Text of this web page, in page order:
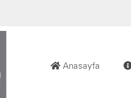
Anasayfa